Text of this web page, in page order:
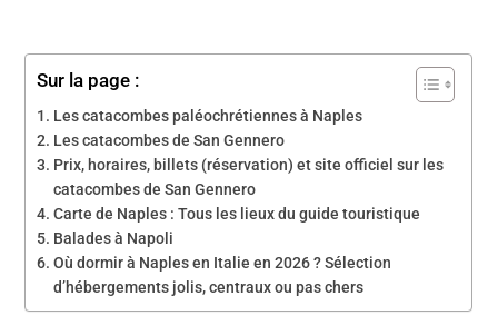
Sur la page :
Les catacombes paléochrétiennes à Naples
Les catacombes de San Gennero
Prix, horaires, billets (réservation) et site officiel sur les
catacombes de San Gennero
Carte de Naples : Tous les lieux du guide touristique
Balades à Napoli
Où dormir à Naples en Italie en 2026 ? Sélection
d’hébergements jolis, centraux ou pas chers